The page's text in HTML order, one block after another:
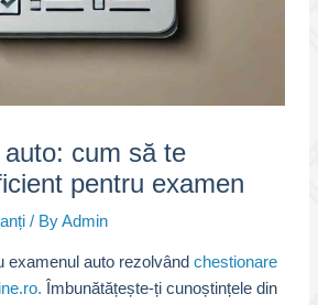
cum să te
pentru examen
/ ByAdmin
examenul auto rezolvând chestionare
Îmbunătățește-ți cunoștințele din